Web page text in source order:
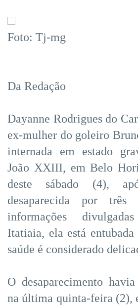
Foto: Tj-mg
Da Redação
Dayanne Rodrigues do
ex-mulher do goleiro
internada em estado
João XXIII, em Belo
deste sábado (4),
desaparecida por três
informações
Itatiaia, ela está entubada
saúde é considerado
O desaparecimento
na última quinta-feira (2),